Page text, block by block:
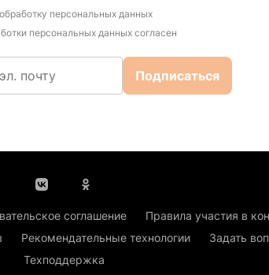
персональных данных
персональных данных согласен
Подписаться
соглашение
Правила участия в
Рекомендательные технологии
Задать
Техподдержка